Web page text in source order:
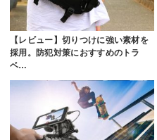
【レビュー】切りつけに強い素材を
採用。防犯対策におすすめのトラ
ベ…